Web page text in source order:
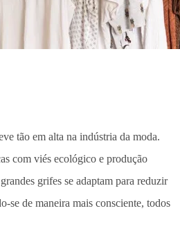
tão em alta na indústria da moda.
com viés ecológico e produção
grifes se adaptam para reduzir
se de maneira mais consciente, todos